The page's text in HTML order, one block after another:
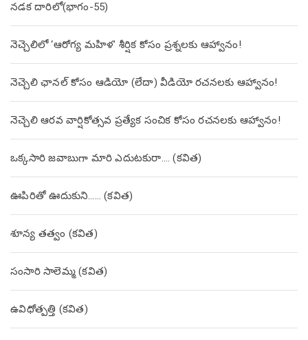
నడక దారిలో(భాగం-55)
నెచ్చెలిలో ‘ఆరోగ్య మహిళ’ శీర్షిక కోసం ప్రశ్నలకు ఆహ్వానం!
నెచ్చెలి ఛానల్ కోసం ఆడియో (లేదా) వీడియో రచనలకు ఆహ్వానం!
నెచ్చెలి ఆరవ వార్షికోత్సవ ప్రత్యేక సంచిక కోసం రచనలకు ఆహ్వానం!
ఒక్కసారి జవాబుగా మారి ఎదుటకురా…. (కవిత)
ఊపిరితో ఊదుకుని…… (కవిత)
శూన్య తత్వం (కవిత)
సంసారి సాలెమ్మ (కవిత)
ఉవిధోత్పత్తి (కవిత)